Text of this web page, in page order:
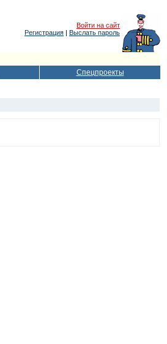
Войти на сайт
Регистрация | Выслать пароль
Спецпроекты